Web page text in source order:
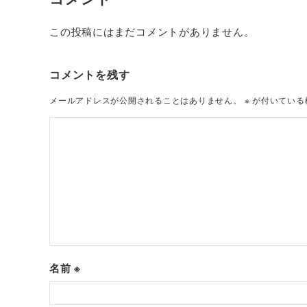
この投稿にはまだコメントがありません。
コメントを残す
メールアドレスが公開されることはありません。 ※ が付いてい
名前※